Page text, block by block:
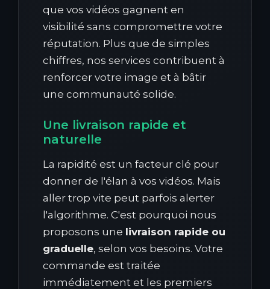
que vos vidéos gagnent en
visibilité sans compromettre votre
réputation. Plus que de simples
chiffres, nos services contribuent à
renforcer votre image et à bâtir
une communauté solide.
Une livraison rapide et
naturelle
La rapidité est un facteur clé pour
donner de l'élan à vos vidéos. Mais
aller trop vite peut parfois alerter
l'algorithme. C'est pourquoi nous
proposons une livraison rapide ou
graduelle, selon vos besoins. Votre
commande est traitée
immédiatement et les premiers